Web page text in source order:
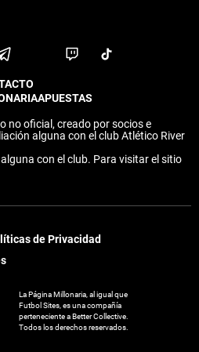
APUESTAS
no oficial, creado por socios e
alguna con el club Atlético River
con el club. Para visitar el sitio
de Privacidad
La Página Millonaria, al igual que
Futbol Sites, es una compañía
perteneciente a Better Collective.
Todos los derechos reservados.